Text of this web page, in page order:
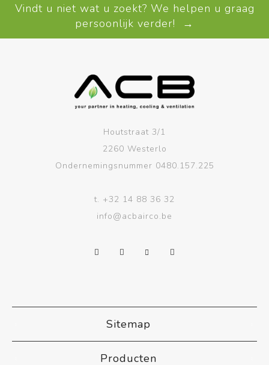
Vindt u niet wat u zoekt? We helpen u graag
persoonlijk verder! →
Houtstraat 3/1
2260 Westerlo
Ondernemingsnummer 0480.157.225
t. +32 14 88 36 32
info@acbairco.be
Sitemap
Producten